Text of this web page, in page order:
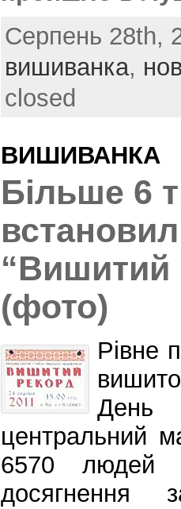
Серпень 28th,
вишиванка,
closed
ВИШИВАНКА
Більше 6
“Вишитий
(фото)
Рівне
День
центральний
6570 людей
досягнення